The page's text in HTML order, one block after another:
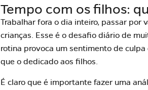
Tempo com os filhos:
Trabalhar fora o dia inteiro, passar por
crianças. Esse é o desafio diário de
rotina provoca um sentimento de
que o dedicado aos filhos.
É claro que é importante fazer uma